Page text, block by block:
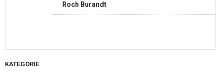
Roch Burandt
KATEGORIE